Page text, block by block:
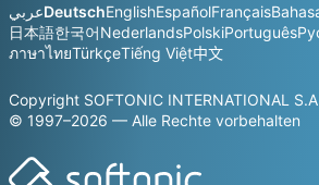
عربيDeutschEnglishEspañolFrançais
日本語한국어NederlandsPolskiPortuguês
ภาษาไทยTürkçeTiếng Việt中文
Copyright SOFTONIC INTERNATIONAL
© 1997–2026 — Alle Rechte vorbehalten